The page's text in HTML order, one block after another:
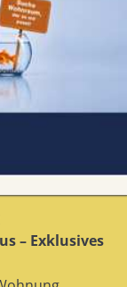
– Exklusives